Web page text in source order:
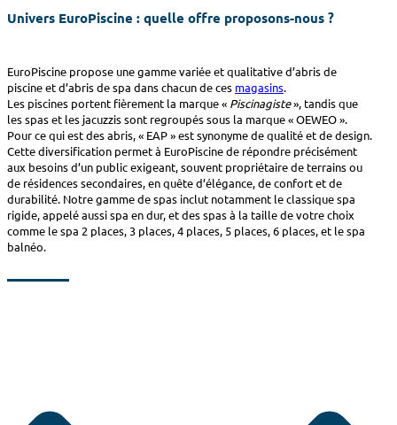
Univers EuroPiscine : quelle offre proposons-nous ?
EuroPiscine propose une gamme variée et qualitative d’abris de
piscine et d’abris de spa dans chacun de ces magasins.
Les piscines portent fièrement la marque « Piscinagiste», tandis que
les spas et les jacuzzis sont regroupés sous la marque « OEWEO ».
Pour ce qui est des abris, « EAP » est synonyme de qualité et de design.
Cette diversification permet à EuroPiscine de répondre précisément
aux besoins d’un public exigeant, souvent propriétaire de terrains ou
de résidences secondaires, en quête d’élégance, de confort et de
durabilité. Notre gamme de spas inclut notamment le classique spa
rigide, appelé aussi spa en dur, et des spas à la taille de votre choix
comme le spa 2 places, 3 places, 4 places, 5 places, 6 places, et le spa
balnéo.